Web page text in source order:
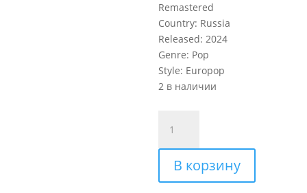
Remastered
Country: Russia
Released: 2024
Genre: Pop
Style: Europop
2 в наличии
товара
Шатунов
Юрий
Здесь
В корзину